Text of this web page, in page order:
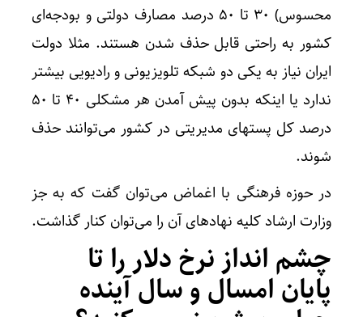
محسوس) ۳۰ تا ۵۰ درصد مصارف دولتی و بودجه‌ای
کشور به راحتی قابل حذف شدن هستند. مثلا دولت
ایران نیاز به یکی دو شبکه تلویزیونی و رادیویی بیشتر
ندارد یا اینکه بدون پیش آمدن هر مشکلی ۴۰ تا ۵۰
درصد کل پستهای مدیریتی در کشور می‌توانند حذف
شوند.
در حوزه فرهنگی با اغماض می‌توان گفت که به جز
وزارت ارشاد کلیه نهادهای آن را می‌توان کنار گذاشت.
چشم انداز نرخ دلار را تا
پایان امسال و سال آینده